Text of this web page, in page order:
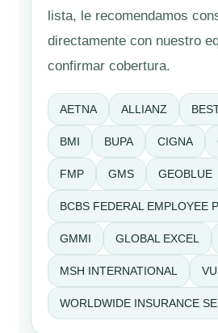
lista, le recomendamos
directamente con nuestro
confirmar cobertura.
AETNA ALLIANZ
BMI BUPA CIGNA
FMP GMS GEOBLUE
BCBS FEDERAL EMPLOYEE
GMMI GLOBAL EXCEL
MSH INTERNATIONAL
WORLDWIDE INSURANCE